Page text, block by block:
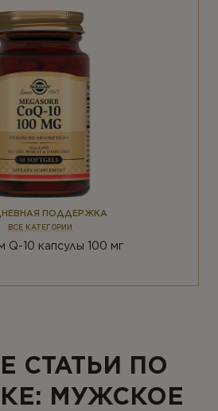
ПОДДЕРЖКА
ВСЕ КАТЕГОРИИ
Q-10 капсулы 100 мг
СТАТЬИ ПО
МУЖСКОЕ